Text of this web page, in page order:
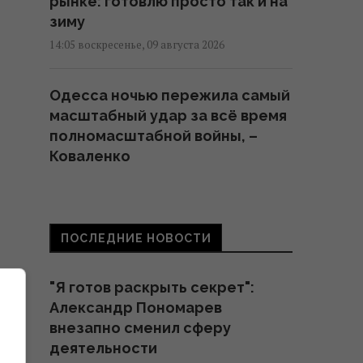
зиму
14:05 воскресенье, 09 августа 2026
Одесса ночью пережила самый
масштабный удар за всё время
полномасштабной войны, –
Коваленко
Подлодка, проданная Канаде
за £1, потопила американский
13:57 воскресенье, 09 августа 2026
Цель России №1: The Times
ПОСЛЕДНИЕ НОВОСТИ
"Я готов раскрыть секрет":
Александр Пономарев
внезапно сменил сферу
деятельности